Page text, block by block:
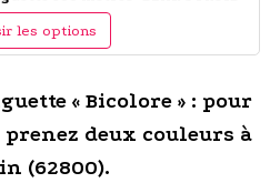
les options
« Bicolore » : pour
deux couleurs à
(62800).